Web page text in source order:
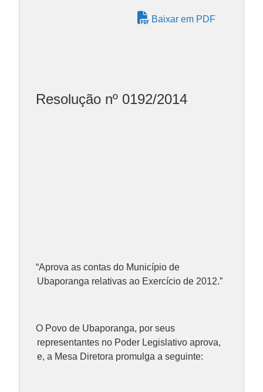
Baixar em PDF
Resolução nº 0192/2014
“Aprova as contas do Município de
Ubaporanga relativas ao Exercício de 2012.”
O Povo de Ubaporanga, por seus
representantes no Poder Legislativo aprova,
e, a Mesa Diretora promulga a seguinte: